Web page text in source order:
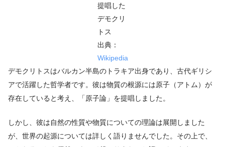
提唱した
デモクリ
トス
出典：
Wikipedia
デモクリトスはバルカン半島のトラキア出身であり、古代ギリシ
アで活躍した哲学者です。彼は物質の根源には原子（アトム）が
存在していると考え、「原子論」を提唱しました。
しかし、彼は自然の性質や物質についての理論は展開しました
が、世界の起源については詳しく語りませんでした。その上で、